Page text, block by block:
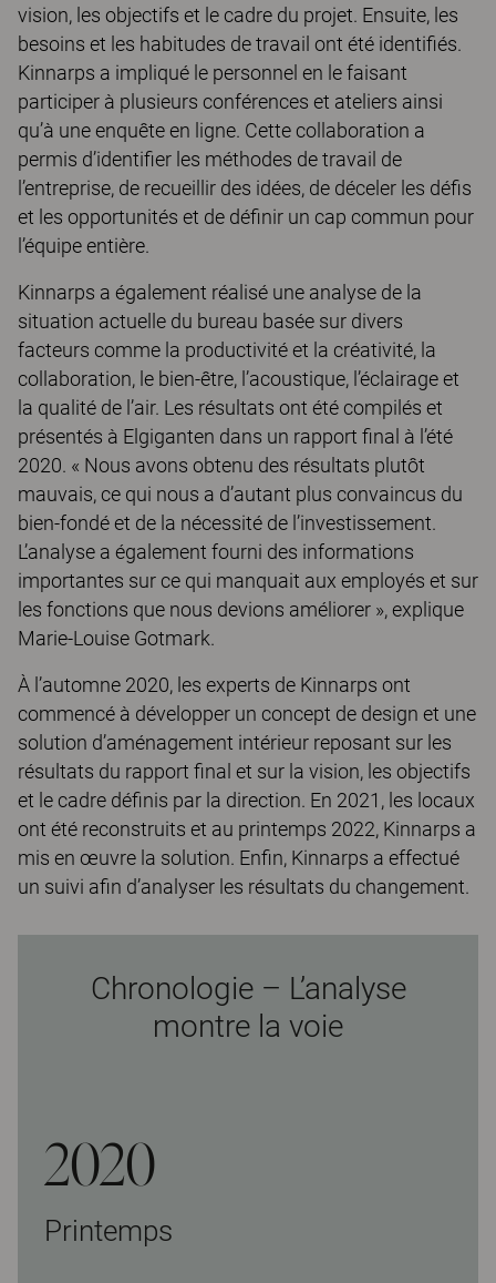
vision, les objectifs et le cadre du projet. Ensuite, les
besoins et les habitudes de travail ont été identifiés.
Kinnarps a impliqué le personnel en le faisant
participer à plusieurs conférences et ateliers ainsi
qu’à une enquête en ligne. Cette collaboration a
permis d’identifier les méthodes de travail de
l’entreprise, de recueillir des idées, de déceler les défis
et les opportunités et de définir un cap commun pour
l’équipe entière.
Kinnarps a également réalisé une analyse de la
situation actuelle du bureau basée sur divers
facteurs comme la productivité et la créativité, la
collaboration, le bien-être, l’acoustique, l’éclairage et
la qualité de l’air. Les résultats ont été compilés et
présentés à Elgiganten dans un rapport final à l’été
2020. « Nous avons obtenu des résultats plutôt
mauvais, ce qui nous a d’autant plus convaincus du
bien-fondé et de la nécessité de l’investissement.
L’analyse a également fourni des informations
importantes sur ce qui manquait aux employés et sur
les fonctions que nous devions améliorer », explique
Marie-Louise Gotmark.
À l’automne 2020, les experts de Kinnarps ont
commencé à développer un concept de design et une
solution d’aménagement intérieur reposant sur les
résultats du rapport final et sur la vision, les objectifs
et le cadre définis par la direction. En 2021, les locaux
ont été reconstruits et au printemps 2022, Kinnarps a
mis en œuvre la solution. Enfin, Kinnarps a effectué
un suivi afin d’analyser les résultats du changement.
Chronologie – L’analyse
montre la voie
2020
Printemps